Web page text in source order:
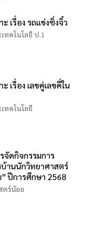
เรื่อง รถแข่งซิ่งจิ๋ว
ทคโนโลยี ป.1
เรื่อง เลขคู่เลขคี่ใน
ทคโนโลยี
จัดกิจกรรมการ
บ้านนักวิทยาศาสตร์
ปีการศึกษา 2568
ตร์น้อย